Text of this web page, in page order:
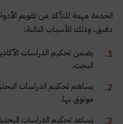
الخدمة مهمة للتأكد من تقويم
دقيق، وذلك للأسباب التالية:
يضمن تحكيم الدراسات
البحث.
يساهم تحكيم الدراسات
موثوق بها.
يساعد تحكيم الدراسات